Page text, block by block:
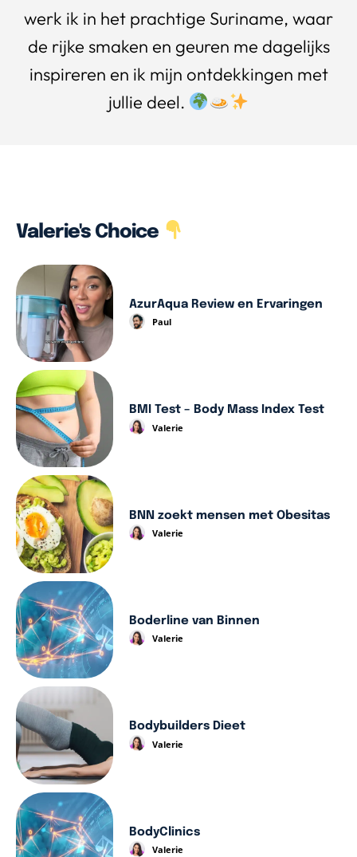
werk ik in het prachtige Suriname, waar
de rijke smaken en geuren me dagelijks
inspireren en ik mijn ontdekkingen met
jullie deel.
Valerie's Choice
AzurAqua Review en Ervaringen
Paul
BMI Test – Body Mass Index Test
Valerie
BNN zoekt mensen met Obesitas
Valerie
Boderline van Binnen
Valerie
Bodybuilders Dieet
Valerie
BodyClinics
Valerie